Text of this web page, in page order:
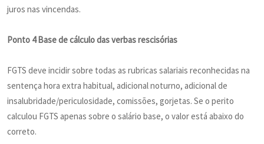
juros nas vincendas.
Ponto 4 Base de cálculo das verbas rescisórias
FGTS deve incidir sobre todas as rubricas salariais reconhecidas na
sentença hora extra habitual, adicional noturno, adicional de
insalubridade/periculosidade, comissões, gorjetas. Se o perito
calculou FGTS apenas sobre o salário base, o valor está abaixo do
correto.